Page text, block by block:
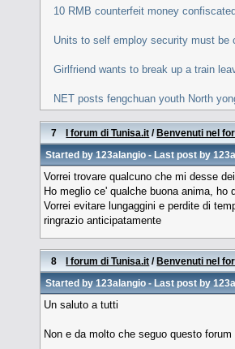
10 RMB counterfeit money
Units to self employ security must be
Girlfriend wants to break up a train
NET posts fengchuan youth North
7 I forum di Tunisa.it /Benvenuti nel
Started by123alangio- Last post by
Vorrei trovare qualcuno che mi desse
Ho meglio ce' qualche buona anima,
Vorrei evitare lungaggini e perdite di
ringrazio anticipatamente
8 I forum di Tunisa.it /Benvenuti nel
Started by123alangio- Last post by
Un saluto a tutti
Non e da molto che seguo questo